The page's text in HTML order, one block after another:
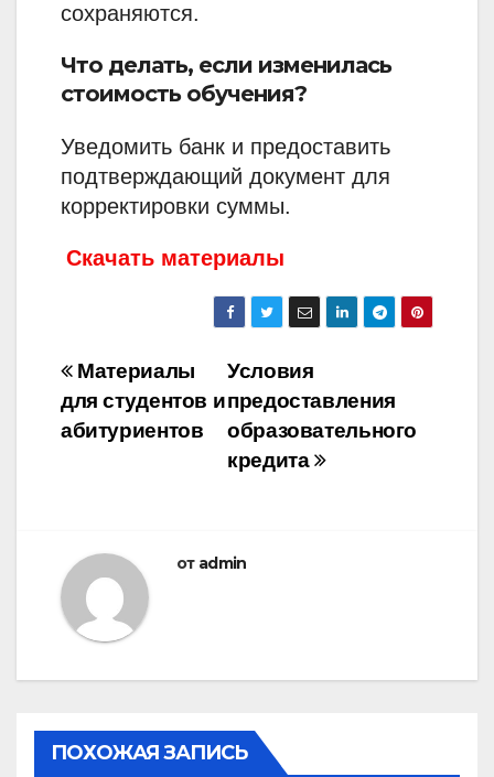
сохраняются.
Что делать, если изменилась
стоимость обучения?
Уведомить банк и предоставить
подтверждающий документ для
корректировки суммы.
Скачать материалы
Навигация
по
Условия
предоставления
образовательного
кредита
Материалы
для студентов и
абитуриентов
от admin
ПОХОЖАЯ ЗАПИСЬ